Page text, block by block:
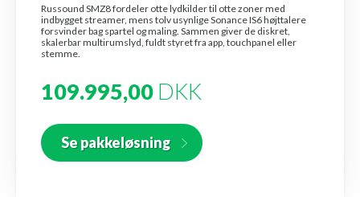
Russound SMZ8 fordeler otte lydkilder til otte zoner med
indbygget streamer, mens tolv usynlige Sonance IS6 højttalere
forsvinder bag spartel og maling. Sammen giver de diskret,
skalerbar multirumslyd, fuldt styret fra app, touchpanel eller
stemme.
109.995,00 DKK
Se pakkeløsning